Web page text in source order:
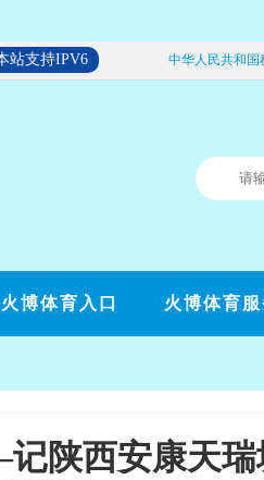
站支持IPV6 中华人民共和国
火博体育入口 火博体育服
陕西安康天瑞